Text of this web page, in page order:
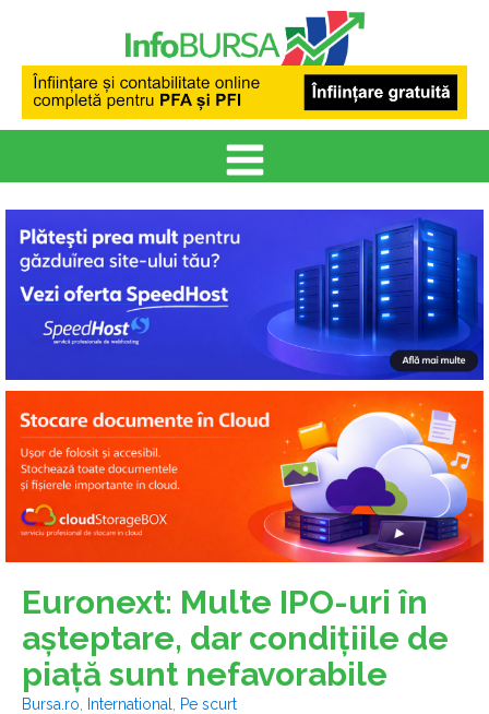
Euronext: Multe IPO-uri în
aşteptare, dar condiţiile de
piaţă sunt nefavorabile
Bursa.ro International
Pe scurt